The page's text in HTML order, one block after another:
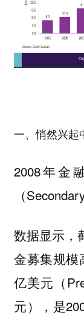
一、悄然兴起
2008年金
（
数据显示，
金募集规模
亿美元（
元），是